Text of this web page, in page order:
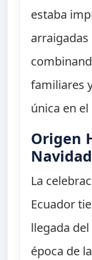
estaba
familiares
única en el
Origen
La
Ecuador
llegada
época de